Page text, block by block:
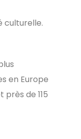
culturelle.
en Europe
de 115